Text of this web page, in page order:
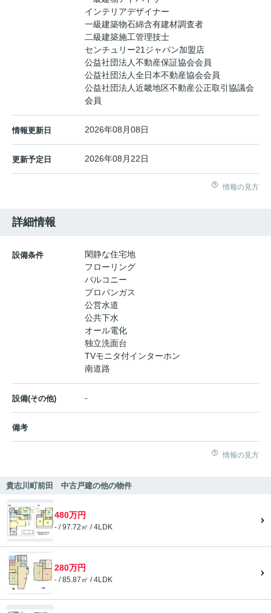
インテリアデザイナー
一級建築物石綿含有建材調査者
二級建築施工管理技士
センチュリー21ジャパン加盟店
公益社団法人不動産保証協会会員
公益社団法人全日本不動産協会会員
公益社団法人近畿地区不動産公正取引協議会
会員
情報更新日 2026年08月08日
更新予定日 2026年08月22日
情報の見方
詳細情報
設備条件
閑静な住宅地
フローリング
バルコニー
プロパンガス
公営水道
公共下水
オール電化
独立洗面台
TVモニタ付インターホン
南道路
設備(その他) -
備考
情報の見方
貴志川町前田 中古戸建の他の物件
480万円
- / 97.72㎡ / 4LDK
280万円
- / 85.87㎡ / 4LDK